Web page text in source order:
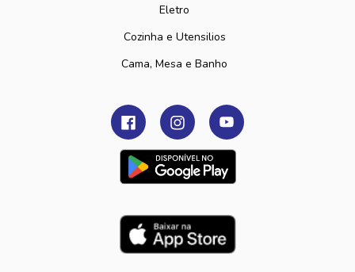
Eletro
Cozinha e Utensilios
Cama, Mesa e Banho